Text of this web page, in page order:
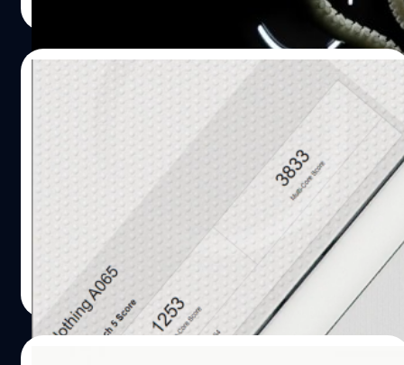
16/05/2023
คะแนน Nothing Phone(2) โผล่บน
Geekbench คาดใช้ชิปเซต Snapdragon 8+
Gen 1 รุ่นลดความเร็ว
คะแนนผลการทดสอบชิปเซ็ตของ 'Nothing A065' ซึ่งคาดกัน
ว่าเป็น Nothing Phone(2) สมาร์ตโฟนรุ่นใหม่ของค่าย โผล่บน
เว็บไซต์ Geekbench 5 ซึ่งจากข้อมูล CPU คาดใช้ชิปเซ็ต
Snapdragon 8+ Gen 1 รุ่นลดความเร็วตามที่เคยหลุดมาก่อน
กิตติธัช วนิชผล| 1177 days ago
Read More